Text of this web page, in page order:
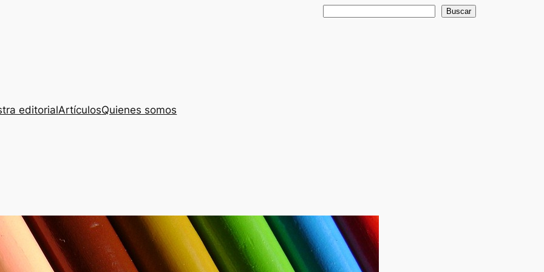
Buscar
editorialArtículosQuienes somos